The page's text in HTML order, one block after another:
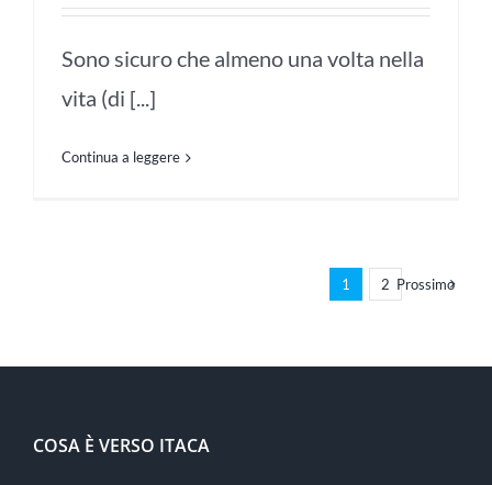
Sono sicuro che almeno una volta nella
vita (di [...]
Continua a leggere
1 2 Prossimo
COSA È VERSO ITACA